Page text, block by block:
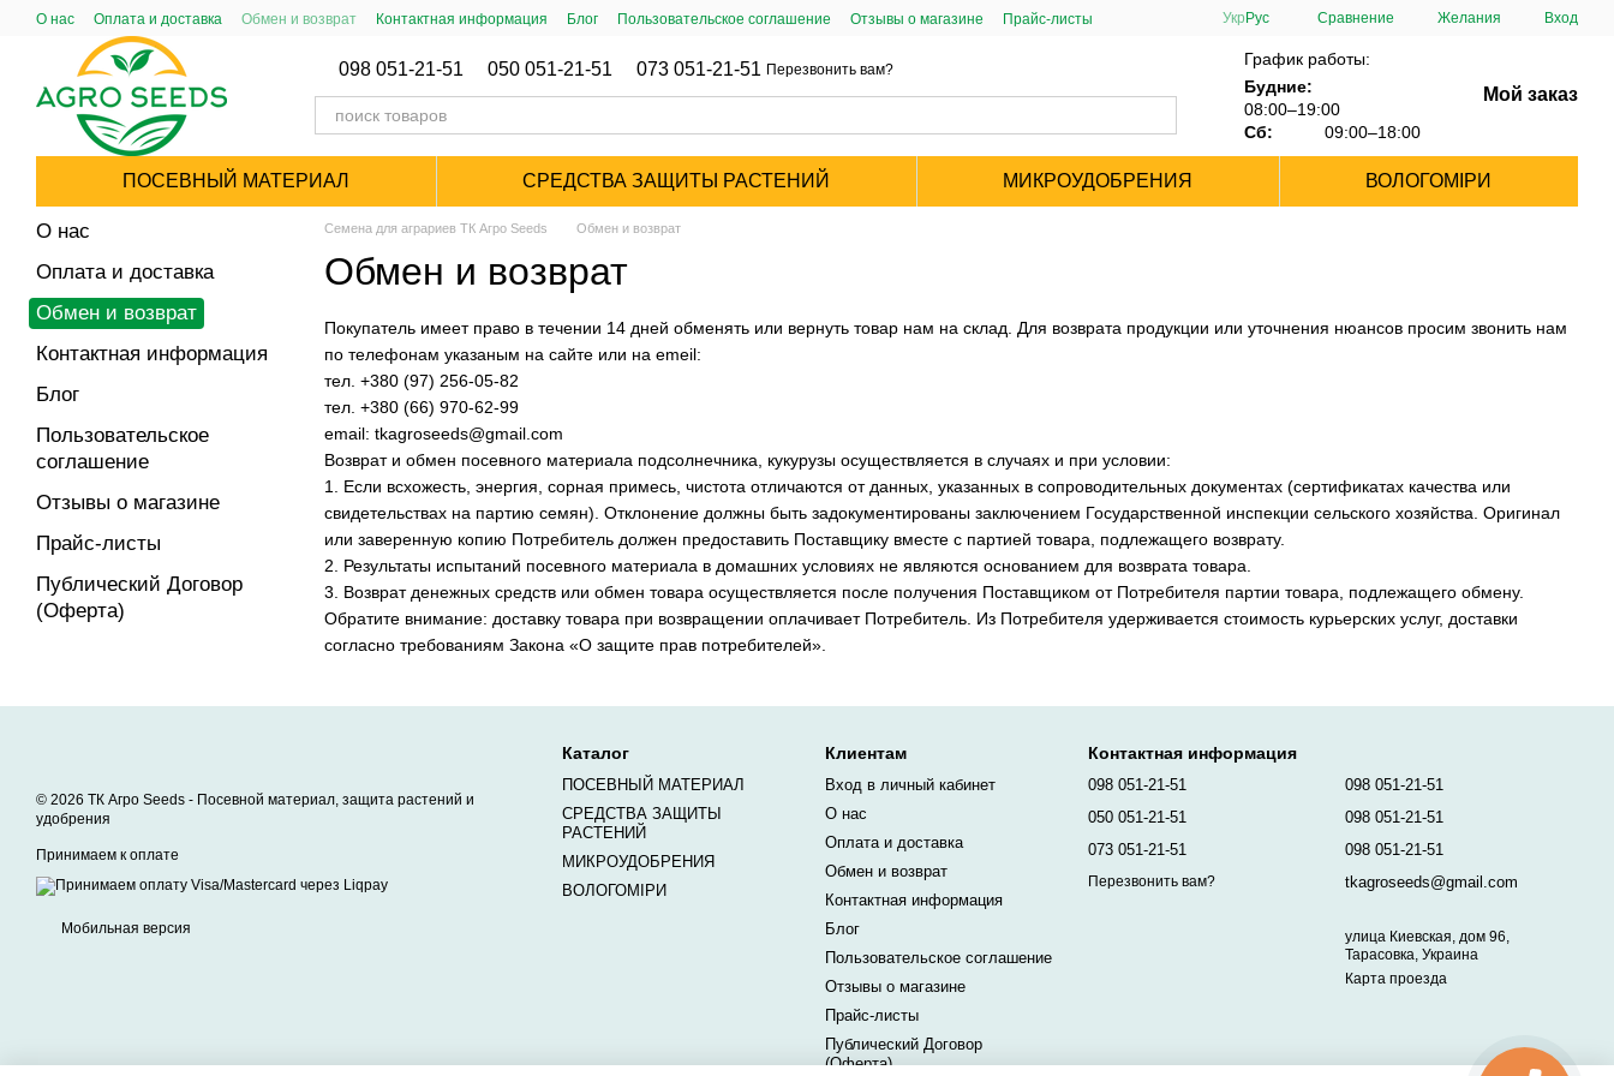
Перейти к основному контенту
О нас Оплата и доставка Обмен и возврат Контактная информация Блог Пользовательское соглашение Отзывы о магазине
Прайс-листы
Публический Договор (Оферта)
Укр Рус Сравнение Желания Вход
098 051-21-51 050 051-21-51 073 051-21-51 Перезвонить вам?
График работы:
Будние:
08:00–19:00
Сб:
09:00–18:00
Мой заказ
ПОСЕВНЫЙ МАТЕРИАЛ СРЕДСТВА ЗАЩИТЫ РАСТЕНИЙ МИКРОУДОБРЕНИЯ ВОЛОГОМІРИ
Семена для аграриев ТК Агро Seeds Обмен и возврат
Обмен и возврат
Покупатель имеет право в течении 14 дней обменять или вернуть товар нам на склад. Для возврата продукции или уточнения нюансов просим звонить нам
по телефонам указаным на сайте или на emeil:
тел. +380 (97) 256-05-82
тел. +380 (66) 970-62-99
email: tkagroseeds@gmail.com
Возврат и обмен посевного материала подсолнечника, кукурузы осуществляется в случаях и при условии:
1. Если всхожесть, энергия, сорная примесь, чистота отличаются от данных, указанных в сопроводительных документах (сертификатах качества или
свидетельствах на партию семян). Отклонение должны быть задокументированы заключением Государственной инспекции сельского хозяйства. Оригинал
или заверенную копию Потребитель должен предоставить Поставщику вместе с партией товара, подлежащего возврату.
2. Результаты испытаний посевного материала в домашних условиях не являются основанием для возврата товара.
3. Возврат денежных средств или обмен товара осуществляется после получения Поставщиком от Потребителя партии товара, подлежащего обмену.
Обратите внимание: доставку товара при возвращении оплачивает Потребитель. Из Потребителя удерживается стоимость курьерских услуг, доставки
согласно требованиям Закона «О защите прав потребителей».
О нас
Оплата и доставка
Обмен и возврат
Контактная информация
Блог
Пользовательское
соглашение
Отзывы о магазине
Прайс-листы
Публический Договор
(Оферта)
© 2026 ТК Агро Seeds - Посевной материал, защита растений и
удобрения
Принимаем к оплате
Мобильная версия
Каталог
ПОСЕВНЫЙ МАТЕРИАЛ
СРЕДСТВА ЗАЩИТЫ
РАСТЕНИЙ
МИКРОУДОБРЕНИЯ
ВОЛОГОМІРИ
Клиентам
Вход в личный кабинет
О нас
Оплата и доставка
Обмен и возврат
Контактная информация
Блог
Пользовательское соглашение
Отзывы о магазине
Прайс-листы
Публический Договор
(Оферта)
Контактная информация
098 051-21-51
050 051-21-51
073 051-21-51
Перезвонить вам?
098 051-21-51
098 051-21-51
098 051-21-51
tkagroseeds@gmail.com
улица Киевская, дом 96,
Тарасовка, Украина
Карта проезда